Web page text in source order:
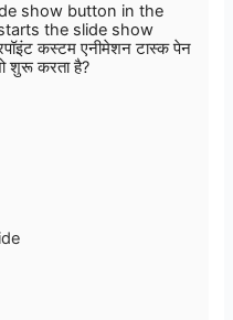
show button in the
the slide show
कस्टम एनीमेशन टास्क पेन
शुरू करता है?